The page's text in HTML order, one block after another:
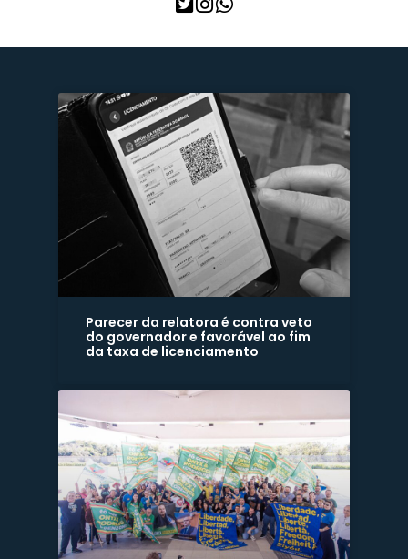
Parecer da relatora é contra veto
do governador e favorável ao fim
da taxa de licenciamento